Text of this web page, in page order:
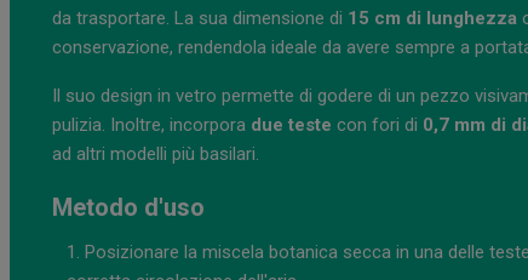
da trasportare. La sua dimensione di 15 cm di lunghezza
conservazione, rendendola ideale da avere sempre a
Il suo design in vetro permette di godere di un pezzo
pulizia. Inoltre, incorpora due teste con fori di 0,7 mm di
ad altri modelli più basilari.
Metodo d'uso
Posizionare la miscela botanica secca in una delle